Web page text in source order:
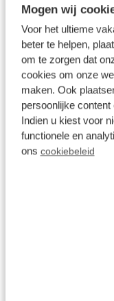
Mogen wij
Voor het ultieme
beter te helpen,
om te zorgen dat
cookies om onze
maken. Ook
persoonlijke content
Indien u kiest voor
functionele en
ons cookiebeleid